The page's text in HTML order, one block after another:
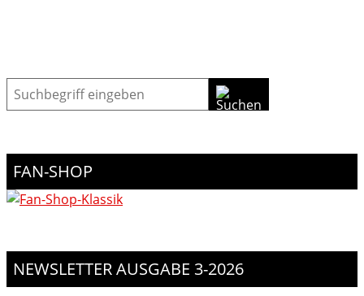
Suche
FAN-SHOP
NEWSLETTER AUSGABE 3-2026